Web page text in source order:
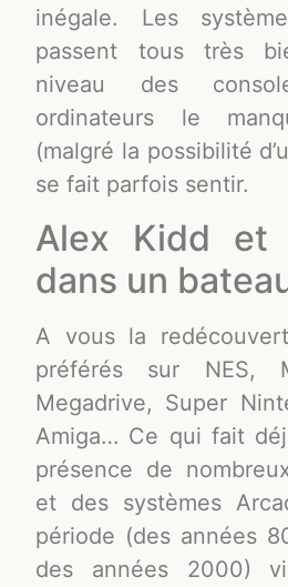
inégale. Les
passent tous très
niveau des
ordinateurs le
(malgré la possibilité
se fait parfois sentir.
Alex Kidd et
dans un
A vous la
préférés sur NES,
Megadrive, Super
Amiga… Ce qui fait
présence de
et des systèmes
période (des années
des années 2000)